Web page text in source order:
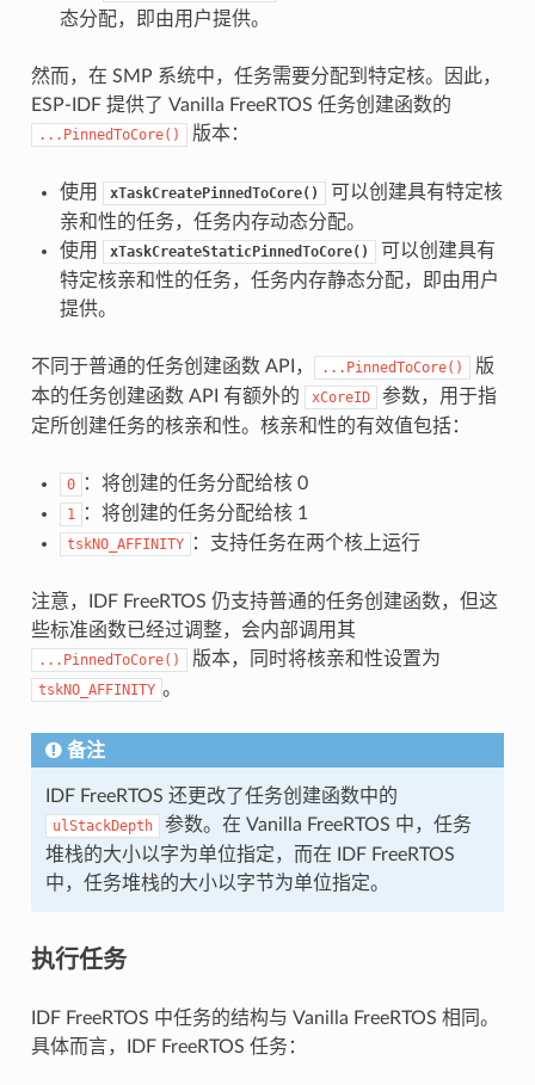
态分配，即由用户提供。
然而，在 SMP 系统中，任务需要分配到特定核。因此，
ESP-IDF 提供了 Vanilla FreeRTOS 任务创建函数的
...PinnedToCore() 版本：
使用 xTaskCreatePinnedToCore()
可以创建具有特定核
亲和性的任务，任务内存动态分配。
使用
xTaskCreateStaticPinnedToCore()
可以创建具有
特定核亲和性的任务，任务内存静态分配，即由用户
提供。
不同于普通的任务创建函数 API， ...PinnedToCore()
版
本的任务创建函数 API 有额外的
xCoreID
参数，用于指
定所创建任务的核亲和性。核亲和性的有效值包括：
0 ：将创建的任务分配给核 0
1 ：将创建的任务分配给核 1
tskNO_AFFINITY ：支持任务在两个核上运行
注意，IDF FreeRTOS 仍支持普通的任务创建函数，但这
些标准函数已经过调整，会内部调用其
...PinnedToCore() 版本，同时将核亲和性设置为
tskNO_AFFINITY 。
备注
IDF FreeRTOS 还更改了任务创建函数中的
ulStackDepth
参数。在 Vanilla FreeRTOS 中，任务
堆栈的大小以字为单位指定，而在 IDF FreeRTOS
中，任务堆栈的大小以字节为单位指定。
执行任务
IDF FreeRTOS 中任务的结构与 Vanilla FreeRTOS 相同。
具体而言，IDF FreeRTOS 任务：